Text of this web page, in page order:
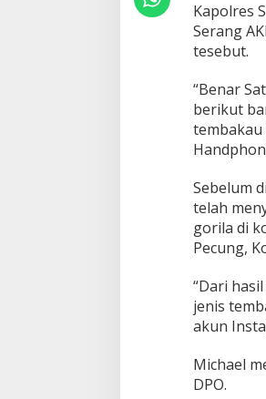
a
n
Kapolres
Serang
tesebut.
“Benar
berikut
Sebelum
telah
gorila di
Pecung,
“Dari
jenis
akun
Michael
DPO.